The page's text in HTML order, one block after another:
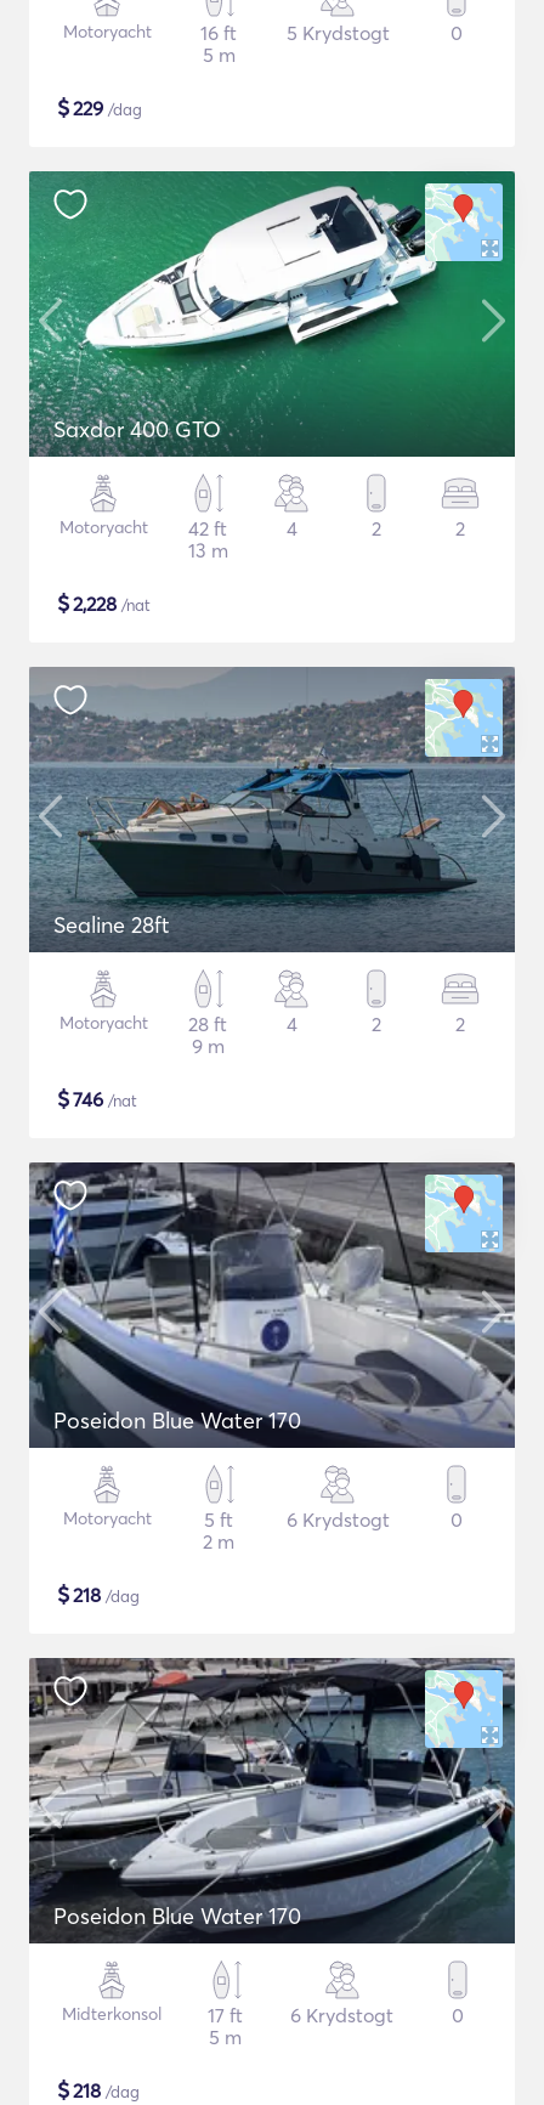
Motoryacht
16 ft
5 m
5 Krydstogt 0
$229 /dag
Saxdor 400 GTO
Motoryacht
42 ft
13 m
4 2 2
$2,228 /nat
Sealine 28ft
Motoryacht
28 ft
9 m
4 2 2
$746 /nat
Poseidon Blue Water 170
Motoryacht
5 ft
2 m
6 Krydstogt 0
$218 /dag
Poseidon Blue Water 170
Midterkonsol
17 ft
5 m
6 Krydstogt 0
$218 /dag